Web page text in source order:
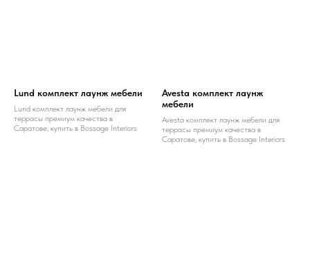
Lund комплект лаунж мебели
Lund комплект лаунж мебели для
террасы премиум качества в
Саратове, купить в Bossage Interiors
Avesta комплект лаунж
мебели
Avesta комплект лаунж мебели для
террасы премиум качества в
Саратове, купить в Bossage Interiors